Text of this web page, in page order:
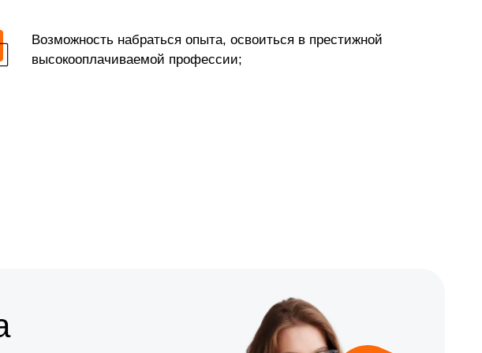
Возможность набраться опыта, освоиться в престижной
высокооплачиваемой профессии;